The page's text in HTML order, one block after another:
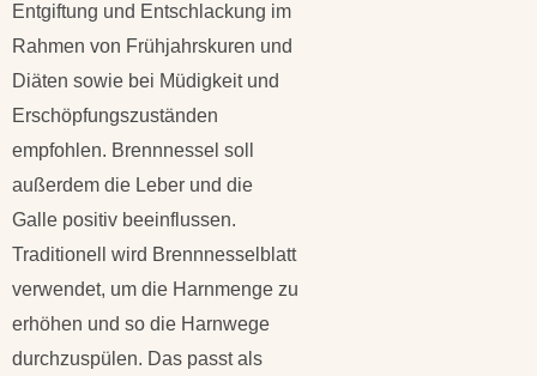
Entgiftung und Entschlackung im
Rahmen von Frühjahrskuren und
Diäten sowie bei Müdigkeit und
Erschöpfungszuständen
empfohlen. Brennnessel soll
außerdem die Leber und die
Galle positiv beeinflussen.
Traditionell wird Brennnesselblatt
verwendet, um die Harnmenge zu
erhöhen und so die Harnwege
durchzuspülen. Das passt als